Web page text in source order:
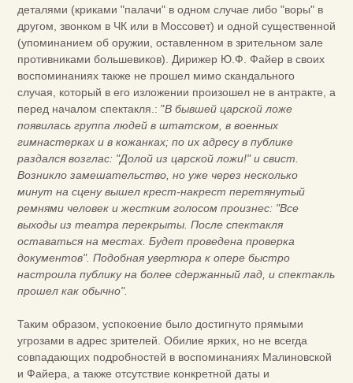
деталями (криками "палачи" в одном случае либо "воры" в
другом, звонком в ЧК или в Моссовет) и одной существенной
(упоминанием об оружии, оставленном в зрительном зале
противниками большевиков). Дирижер Ю.Ф. Файер в своих
воспоминаниях также не прошел мимо скандального
случая, который в его изложении произошел не в антракте, а
перед началом спектакля.: "В бывшей царской ложе
появилась группа людей в штатском, в военных
гимнастерках и в кожанках; по их адресу в публике
раздался возглас: "Долой из царской ложи!" и свист.
Возникло замешательство, но уже через несколько
минут на сцену вышел крест-накрест перетянутый
ремнями человек и жестким голосом произнес: "Все
выходы из театра перекрыты. После спектакля
оставаться на местах. Будет проведена проверка
документов". Подобная увертюра к опере быстро
настроила публику на более сдержанный лад, и спектакль
прошел как обычно".
Таким образом, успокоение было достигнуто прямыми
угрозами в адрес зрителей. Обилие ярких, но не всегда
совпадающих подробностей в воспоминаниях Малиновской
и Файера, а также отсутствие конкретной даты и